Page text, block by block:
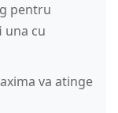
pentru
una cu
va atinge